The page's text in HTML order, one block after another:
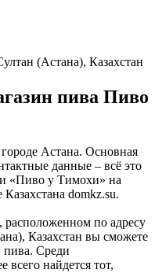
(Астана), Казахстан
пива Пиво
Астана. Основная
данные – всё это
«Пиво у Тимохи» на
domkz.su.
по адресу
Казахстан вы сможете
пива. Среди
всего найдется тот,